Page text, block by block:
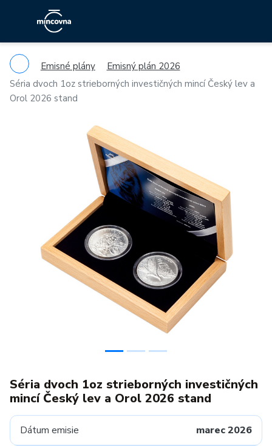
Emisné plány
Emisný plán 2026
Séria dvoch 1oz strieborných investičných mincí Český lev a
Orol 2026 stand
Previous
Séria dvoch 1oz strieborných investičných
mincí Český lev a Orol 2026 stand
Dátum emisie marec 2026